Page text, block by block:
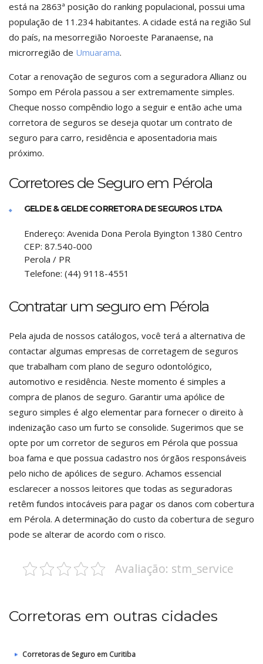
está na 2863ª posição do ranking populacional, possui uma
população de 11.234 habitantes. A cidade está na região Sul
do país, na mesorregião Noroeste Paranaense, na
microrregião de Umuarama.
Cotar a renovação de seguros com a seguradora Allianz ou
Sompo em Pérola passou a ser extremamente simples.
Cheque nosso compêndio logo a seguir e então ache uma
corretora de seguros se deseja quotar um contrato de
seguro para carro, residência e aposentadoria mais
próximo.
Corretores de Seguro em Pérola
GELDE & GELDE CORRETORA DE SEGUROS LTDA
Endereço: Avenida Dona Perola Byington 1380 Centro
CEP: 87.540-000
Perola / PR
Telefone: (44) 9118-4551
Contratar um seguro em Pérola
Pela ajuda de nossos catálogos, você terá a alternativa de
contactar algumas empresas de corretagem de seguros
que trabalham com plano de seguro odontológico,
automotivo e residência. Neste momento é simples a
compra de planos de seguro. Garantir uma apólice de
seguro simples é algo elementar para fornecer o direito à
indenização caso um furto se consolide. Sugerimos que se
opte por um corretor de seguros em Pérola que possua
boa fama e que possua cadastro nos órgãos responsáveis
pelo nicho de apólices de seguro. Achamos essencial
esclarecer a nossos leitores que todas as seguradoras
retêm fundos intocáveis para pagar os danos com cobertura
em Pérola. A determinação do custo da cobertura de seguro
pode se alterar de acordo com o risco.
Avaliação: stm_service
Corretoras em outras cidades
Corretoras de Seguro em Curitiba